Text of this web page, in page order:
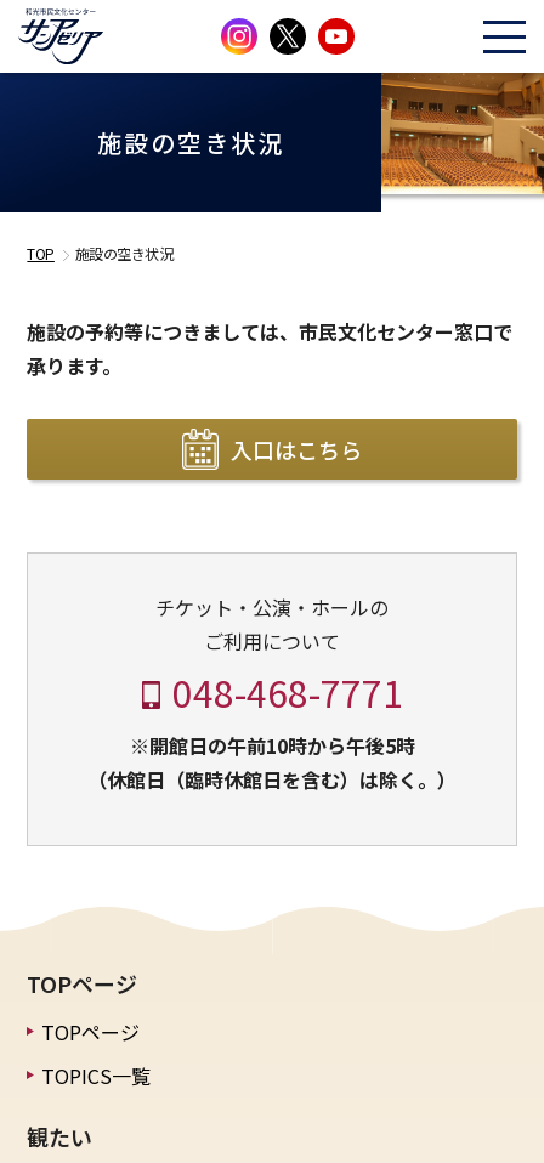
施設の空き状況
TOP 施設の空き状況
施設の予約等につきましては、市民文化センター窓口で
承ります。
入口はこちら
チケット・公演・ホールの
ご利用について
048-468-7771
※開館日の午前10時から午後5時
（休館日（臨時休館日を含む）は除く。）
TOPページ
TOPページ
TOPICS一覧
観たい